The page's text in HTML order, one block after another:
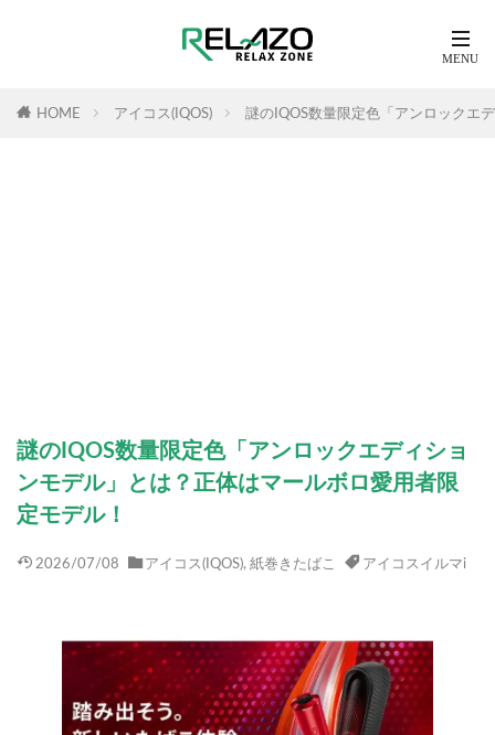
HOME アイコス(IQOS) 謎のIQOS数量限定色「アンロックエ
謎のIQOS数量限定色「アンロックエディショ
ンモデル」とは？正体はマールボロ愛用者限
定モデル！
2026/07/08 アイコス(IQOS), 紙巻きたばこ アイコスイルマi